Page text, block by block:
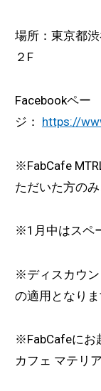
場所：東京都
２F
Facebookペー
ジ： https://
※FabCafe
ただいた方の
※1月中はスペ
※ディスカウ
の適用となりま
※FabCafeにお
カフェ マテリ